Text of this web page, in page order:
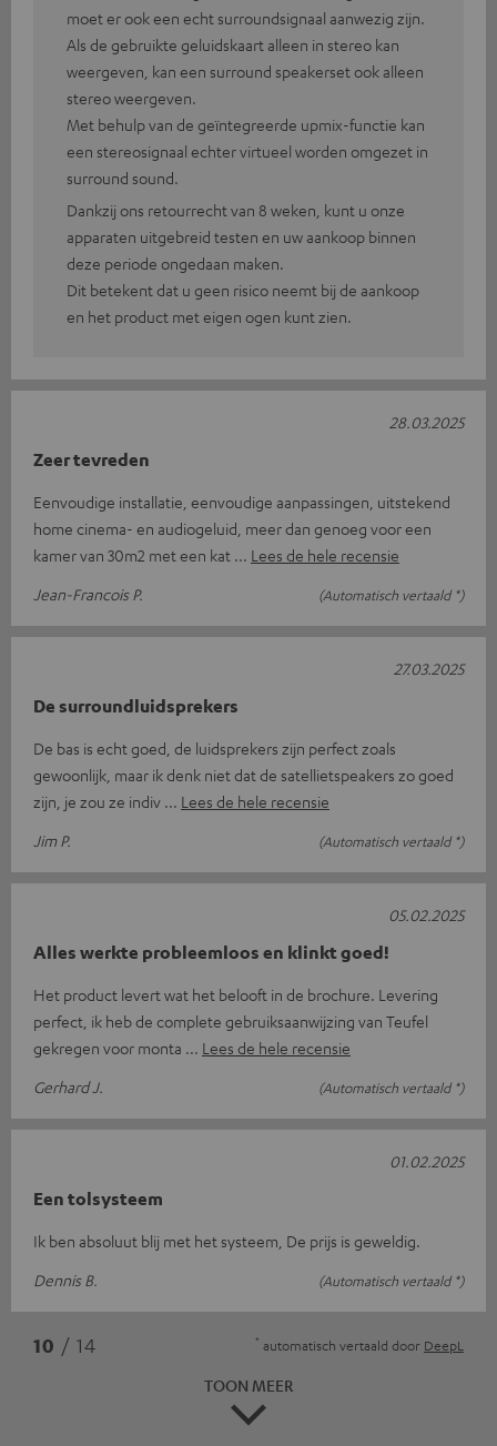
moet er ook een echt surroundsignaal aanwezig zijn.
Als de gebruikte geluidskaart alleen in stereo kan
weergeven, kan een surround speakerset ook alleen
stereo weergeven.
Met behulp van de geïntegreerde upmix-functie kan
een stereosignaal echter virtueel worden omgezet in
surround sound.
Dankzij ons retourrecht van 8 weken, kunt u onze
apparaten uitgebreid testen en uw aankoop binnen
deze periode ongedaan maken.
Dit betekent dat u geen risico neemt bij de aankoop
en het product met eigen ogen kunt zien.
Zeer tevreden
Eenvoudige installatie, eenvoudige aanpassingen, uitstekend
home cinema- en audiogeluid, meer dan genoeg voor een
kamer van 30m2 met een kat
Lees de hele recensie
Jean-Francois P.
(Automatisch vertaald *)
28.03.2025
De surroundluidsprekers
De bas is echt goed, de luidsprekers zijn perfect zoals
gewoonlijk, maar ik denk niet dat de satellietspeakers zo goed
zijn, je zou ze indiv
Lees de hele recensie
Jim P.
(Automatisch vertaald *)
27.03.2025
Alles werkte probleemloos en klinkt goed!
Het product levert wat het belooft in de brochure. Levering
perfect, ik heb de complete gebruiksaanwijzing van Teufel
gekregen voor monta
Lees de hele recensie
Gerhard J.
(Automatisch vertaald *)
05.02.2025
Een tolsysteem
Ik ben absoluut blij met het systeem, De prijs is geweldig.
Dennis B.
(Automatisch vertaald *)
01.02.2025
10 / 14 * automatisch vertaald door DeepL
TOON MEER